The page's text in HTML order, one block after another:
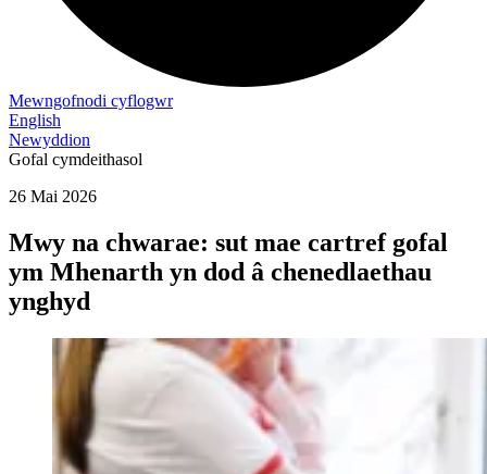
Mewngofnodi cyflogwr
English
Newyddion
Gofal cymdeithasol
26 Mai 2026
Mwy na chwarae: sut mae cartref gofal
ym Mhenarth yn dod â chenedlaethau
ynghyd